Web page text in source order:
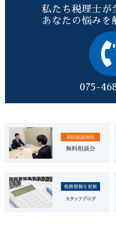
私たち税理士が
あなたの悩みを
075-